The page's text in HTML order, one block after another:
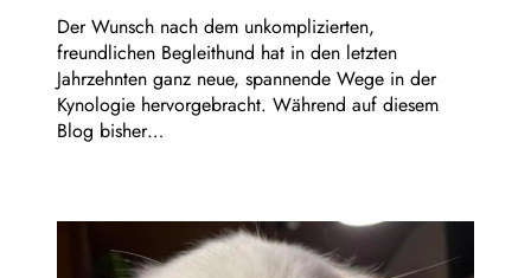
Der Wunsch nach dem unkomplizierten,
freundlichen Begleithund hat in den letzten
Jahrzehnten ganz neue, spannende Wege in der
Kynologie hervorgebracht. Während auf diesem
Blog bisher…